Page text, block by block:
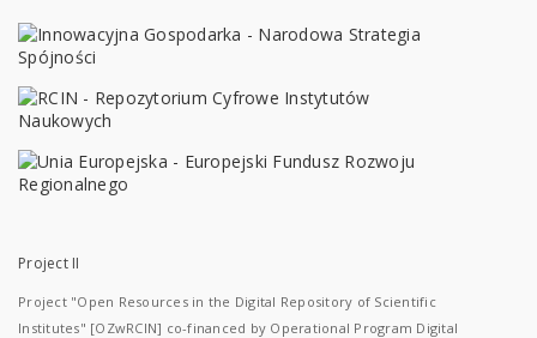
Project II
Project "Open Resources in the Digital Repository of Scientific
Institutes" [OZwRCIN] co-financed by Operational Program Digital